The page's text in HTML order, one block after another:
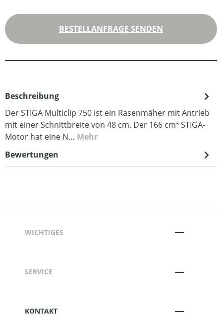
BESTELLANFRAGE SENDEN
Beschreibung
Der STIGA Multiclip 750 ist ein Rasenmäher mit Antrieb
mit einer Schnittbreite von 48 cm. Der 166 cm³ STIGA-
Motor hat eine N… Mehr
Bewertungen
WICHTIGES
SERVICE
KONTAKT